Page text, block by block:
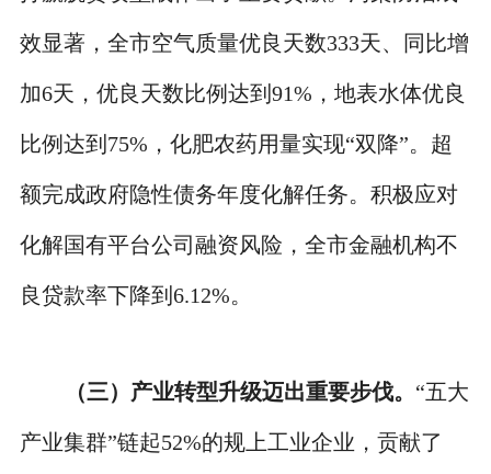
效显著，全市空气质量优良天数333天、同比增
加6天，优良天数比例达到91%，地表水体优良
比例达到75%，化肥农药用量实现“双降”。超
额完成政府隐性债务年度化解任务。积极应对
化解国有平台公司融资风险，全市金融机构不
良贷款率下降到6.12%。
（三）产业转型升级迈出重要步伐。 “五大
产业集群”链起52%的规上工业企业，贡献了